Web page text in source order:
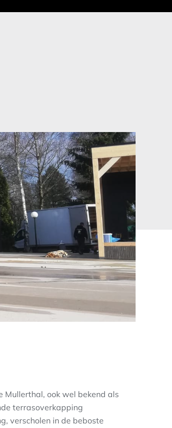
Mullerthal, ook wel bekend als
terrasoverkapping
verscholen in de beboste